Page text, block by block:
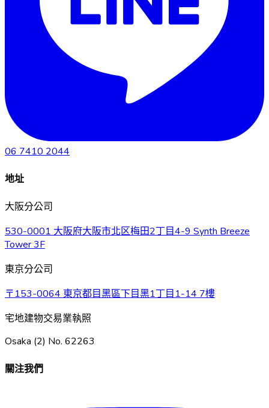
06 7410 2044
地址
大阪分公司
530-0001 大阪府大阪市北区梅田2丁目4-9 Synth Breeze
Tower 3F
東京分公司
〒153-0064 東京都目黑區下目黑1丁目1-14 7樓
宅地建物交易業執照
Osaka (2) No. 62263
關注我們